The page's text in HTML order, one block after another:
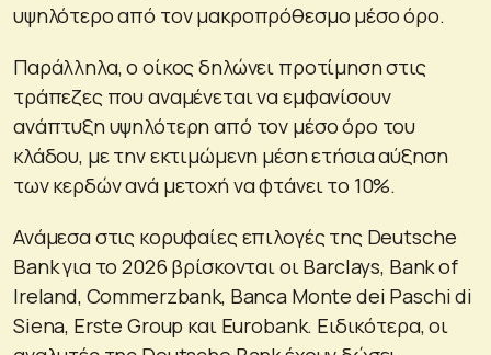
υψηλότερο από τον μακροπρόθεσμο μέσο όρο.
Παράλληλα, ο οίκος δηλώνει προτίμηση στις
τράπεζες που αναμένεται να εμφανίσουν
ανάπτυξη υψηλότερη από τον μέσο όρο του
κλάδου, με την εκτιμώμενη μέση ετήσια αύξηση
των κερδών ανά μετοχή να φτάνει το 10%.
Ανάμεσα στις κορυφαίες επιλογές της Deutsche
Bank για το 2026 βρίσκονται οι Barclays, Bank of
Ireland, Commerzbank, Banca Monte dei Paschi di
Siena, Erste Group και Eurobank. Ειδικότερα, οι